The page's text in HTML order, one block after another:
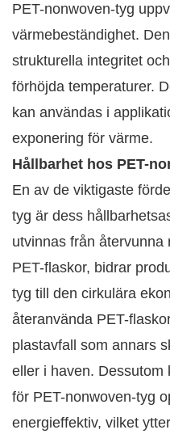
PET-nonwoven-tyg
värmebeständighet.
strukturella integritet
förhöjda temperaturer.
kan användas i
exponering för värme.
Hållbarhet hos PET-
En av de viktigaste
tyg är dess
utvinnas från
PET-flaskor, bidrar
tyg till den cirkulära
återanvända PET-
plastavfall som annars
eller i haven. Dessutom
för PET-nonwoven-tyg
energieffektiv, vilket